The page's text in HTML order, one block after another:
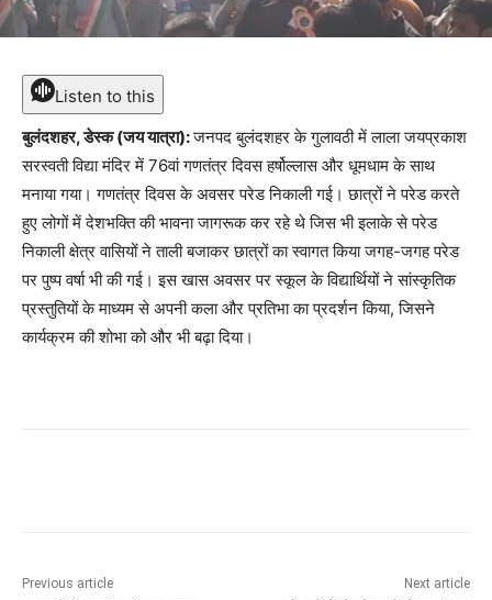
Listen to this
बुलंदशहर, डेस्क (जय यात्रा):जनपद बुलंदशहर के गुलावठी में लाला जयप्रकाश
सरस्वती विद्या मंदिर में 76वां गणतंत्र दिवस हर्षोल्लास और धूमधाम के साथ
मनाया गया। गणतंत्र दिवस के अवसर परेड निकाली गई। छात्रों ने परेड करते
हुए लोगों में देशभक्ति की भावना जागरूक कर रहे थे जिस भी इलाके से परेड
निकाली क्षेत्र वासियों ने ताली बजाकर छात्रों का स्वागत किया जगह-जगह परेड
पर पुष्प वर्षा भी की गई। इस खास अवसर पर स्कूल के विद्यार्थियों ने सांस्कृतिक
प्रस्तुतियों के माध्यम से अपनी कला और प्रतिभा का प्रदर्शन किया, जिसने
कार्यक्रम की शोभा को और भी बढ़ा दिया।
Previous article Next article